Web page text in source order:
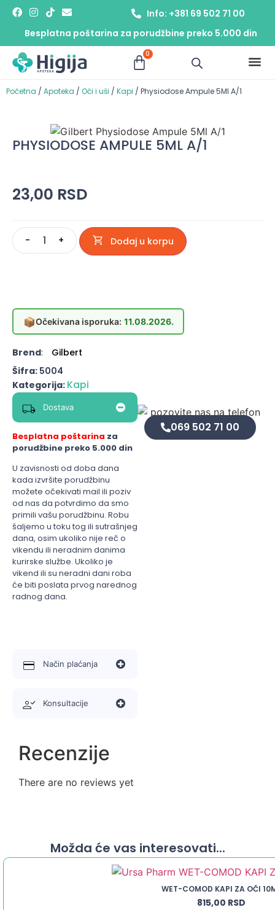
Besplatna poštarina za porudžbine preko 5.000 din
Info: +381 69 502 71 00
0
Početna / Apoteka / Oči i uši / Kapi / Physiodose Ampule 5Ml A/1
PHYSIODOSE AMPULE 5ML A/1
23,00 RSD
- + Dodaj u korpu
📦Očekivana isporuka: 11.08.2026.
Brend:
Gilbert
Šifra: 5004
Kategorija: Kapi
Dostava
Besplatna poštarina za
porudžbine preko 5.000 din
U zavisnosti od doba dana
kada izvršite porudžbinu
možete očekivati mail ili poziv
od nas da potvrdimo da smo
primili vašu porudžbinu. Robu
šaljemo u toku tog ili sutrašnjeg
dana, osim ukoliko nije reč o
vikendu ili neradnim danima
kurirske službe. Ukoliko je
vikend ili su neradni dani roba
će biti poslata prvog narednog
radnog dana.
Način plaćanja
Konsultacije
069 502 71 00
Recenzije
There are no reviews yet
Možda će vas interesovati...
WET-COMOD KAPI ZA OČI
815,00 RSD